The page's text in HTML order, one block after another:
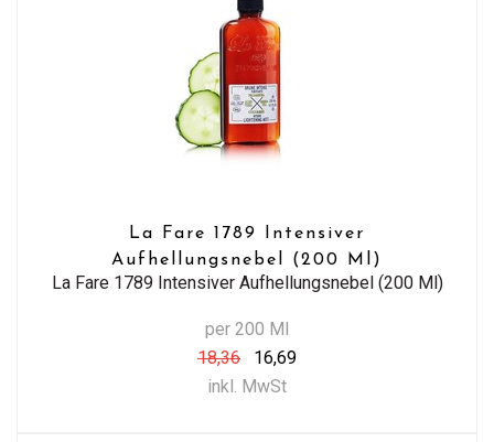
La Fare 1789 Intensiver
Aufhellungsnebel (200 Ml)
La Fare 1789 Intensiver Aufhellungsnebel (200 Ml)
per 200 Ml
18,36
16,69
inkl. MwSt